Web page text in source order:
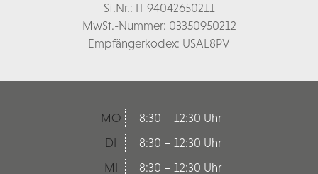
St.Nr.: IT 94042650211
MwSt.-Nummer: 03350950212
Empfängerkodex: USAL8PV
MO
8:30 – 12:30 Uhr
DI
8:30 – 12:30 Uhr
MI
8:30 – 12:30 Uhr